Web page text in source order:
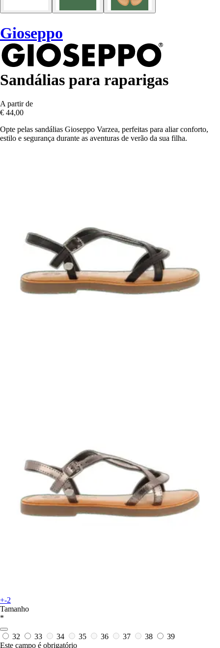
Gioseppo
Sandálias para raparigas
A partir de
€ 44,00
Opte pelas sandálias Gioseppo Varzea, perfeitas para aliar conforto,
estilo e segurança durante as aventuras de verão da sua filha.
+-2
Tamanho
*
32 33 34 35 36 37 38
39
Este campo é obrigatório